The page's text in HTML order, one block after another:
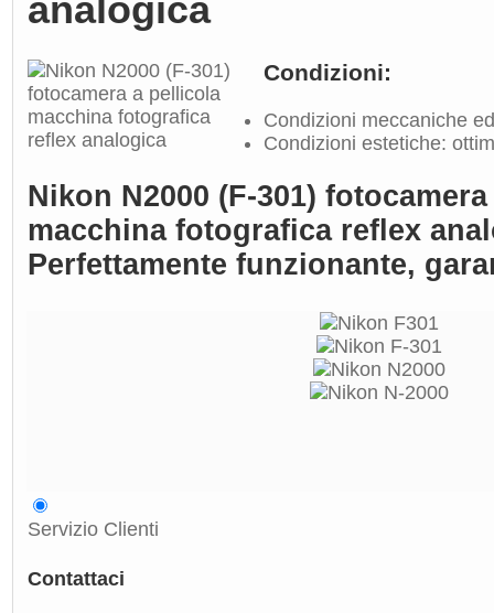
analogica
Condizioni:
Condizioni meccaniche
Condizioni estetiche:
Nikon N2000 (F-301)
macchina fotografica reflex
Perfettamente funzionante,
Servizio Clienti
Contattaci